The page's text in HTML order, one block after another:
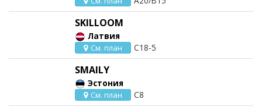
SKILLOOM
Латвия
См. план C18-5
SMAILY
Эстония
См. план C8